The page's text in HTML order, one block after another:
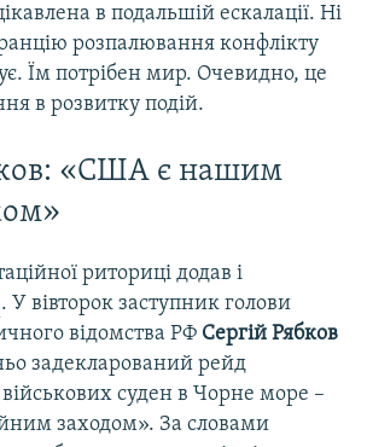
в подальшій ескалації. Ні
розпалювання конфлікту
Їм потрібен мир. Очевидно, це
в розвитку подій.
«США є нашим
риториці додав і
. У вівторок заступник голови
відомства РФ Сергій Рябков
задекларований рейд
суден в Чорне море –
заходом». За словами